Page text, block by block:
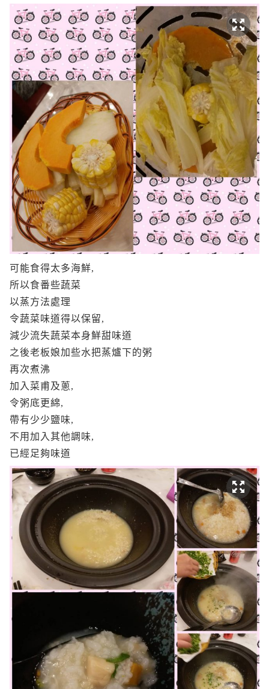
可能食得太多海鮮,
所以食番些蔬菜
以蒸方法處理
令蔬菜味道得以保留,
減少流失蔬菜本身鮮甜味道
之後老板娘加些水把蒸爐下的粥
再次煮沸
加入菜甫及蔥,
令粥底更綿,
帶有少少鹽味,
不用加入其他調味,
已經足夠味道